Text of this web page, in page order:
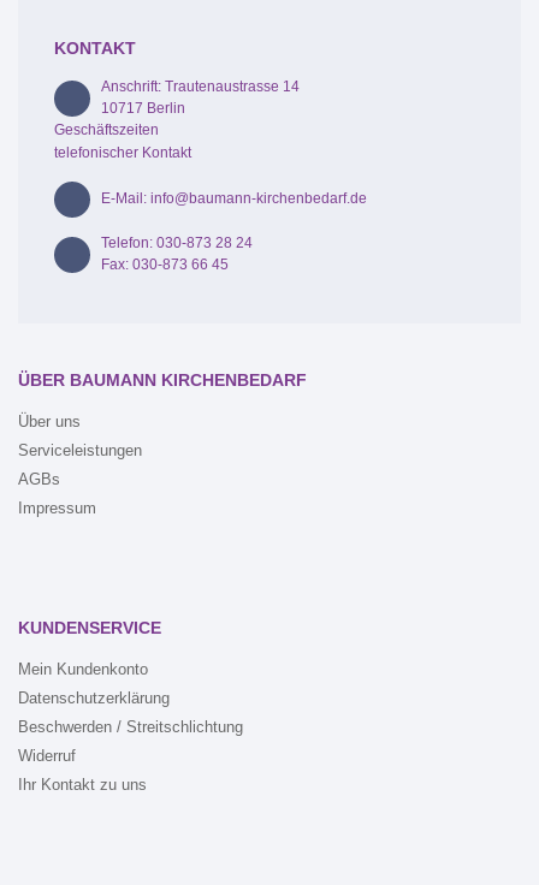
KONTAKT
Anschrift: Trautenaustrasse 14
10717 Berlin
Geschäftszeiten
telefonischer Kontakt
E-Mail: info@baumann-kirchenbedarf.de
Telefon: 030-873 28 24
Fax: 030-873 66 45
ÜBER BAUMANN KIRCHENBEDARF
Über uns
Serviceleistungen
AGBs
Impressum
KUNDENSERVICE
Mein Kundenkonto
Datenschutzerklärung
Beschwerden / Streitschlichtung
Widerruf
Ihr Kontakt zu uns